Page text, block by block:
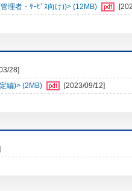
理者・ｻｰﾋﾞｽ向け))> (12MB)
28]
編)> (2MB)
[2023/09/12]